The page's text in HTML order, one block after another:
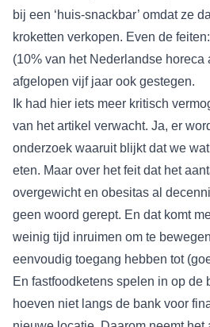
bij een ‘huis-snackbar’ omdat ze
kroketten verkopen. Even de
(10% van het Nederlandse horeca
afgelopen vijf jaar ook gestegen.
Ik had hier iets meer kritisch
van het artikel verwacht. Ja, er
onderzoek waaruit blijkt dat we
eten. Maar over het feit dat het
overgewicht en obesitas al
geen woord gerept. En dat komt
weinig tijd inruimen om te
eenvoudig toegang hebben tot
En fastfoodketens spelen in op de
hoeven niet langs de bank voor